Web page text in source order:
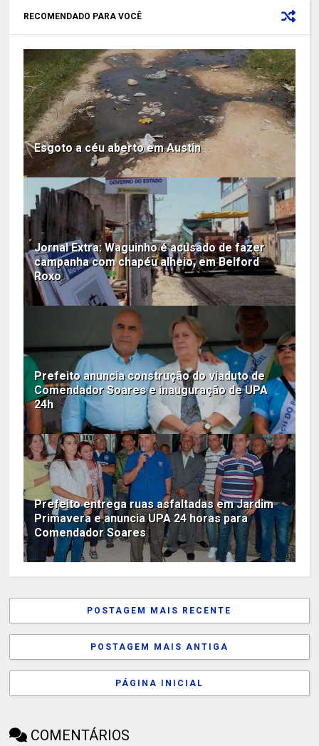
RECOMENDADO PARA VOCÊ
Esgoto a céu aberto em Austin
Jornal Extra: Waguinho é acusado de fazer
campanha com chapéu alheio, em Belford
Roxo
Prefeito anuncia construção do viaduto de
Comendador Soares e inauguração de UPA
24h
Prefeito entrega ruas asfaltadas em Jardim
Primavera e anuncia UPA 24 horas para
Comendador Soares
POSTAGEM MAIS RECENTE
POSTAGEM MAIS ANTIGA
PÁGINA INICIAL
COMENTÁRIOS